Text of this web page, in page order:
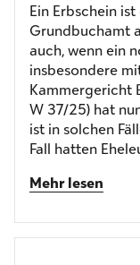
Ein Erbschein
Grundbuchamt
auch, wenn ein
insbesondere
Kammergericht
W 37/25) hat
ist in solchen
Fall hatten
Mehr lesen